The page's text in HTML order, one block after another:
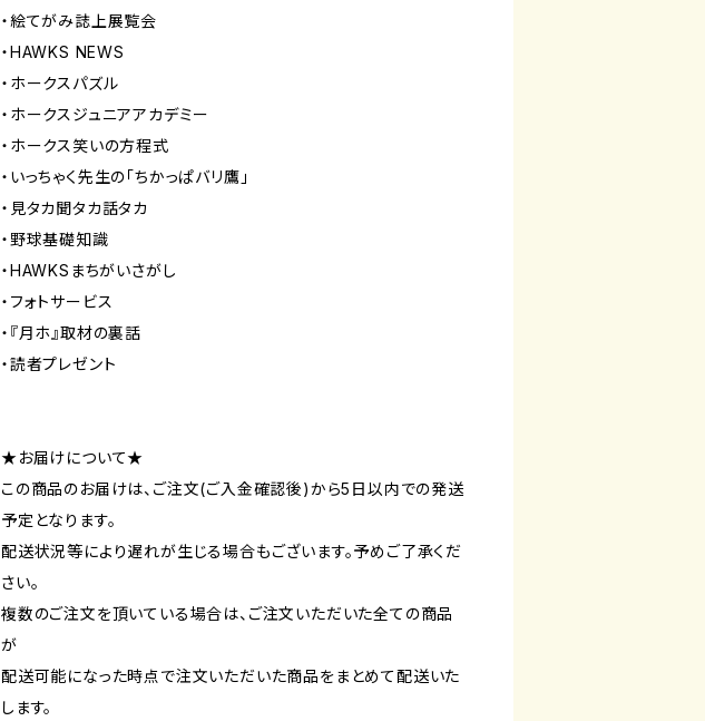
・絵てがみ誌上展覧会
・HAWKS NEWS
・ホークスパズル
・ホークスジュニアアカデミー
・ホークス笑いの方程式
・いっちゃく先生の「ちかっぱバリ鷹」
・見タカ聞タカ話タカ
・野球基礎知識
・HAWKSまちがいさがし
・フォトサービス
・『月ホ』取材の裏話
・読者プレゼント
★お届けについて★
この商品のお届けは、ご注文(ご入金確認後)から5日以内での発送
予定となります。
配送状況等により遅れが生じる場合もございます。予めご了承くだ
さい。
複数のご注文を頂いている場合は、ご注文いただいた全ての商品
が
配送可能になった時点で注文いただいた商品をまとめて配送いた
します。